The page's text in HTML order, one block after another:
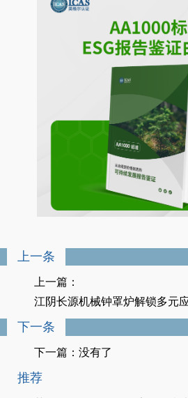
上一条
上一篇：
江阴长源机械钟罩炉解锁多元
下一条
下一篇：没有了
推荐